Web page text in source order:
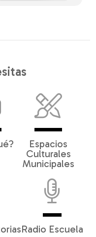
Espacios
Culturales
Municipales
Radio Escuela